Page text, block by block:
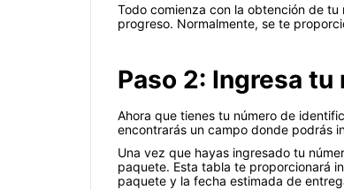
Todo comienza con la obtención de
progreso. Normalmente, se te
Paso 2: Ingresa
Ahora que tienes tu número de
encontrarás un campo donde podrás
Una vez que hayas ingresado tu
paquete. Esta tabla te proporcionará
paquete y la fecha estimada de